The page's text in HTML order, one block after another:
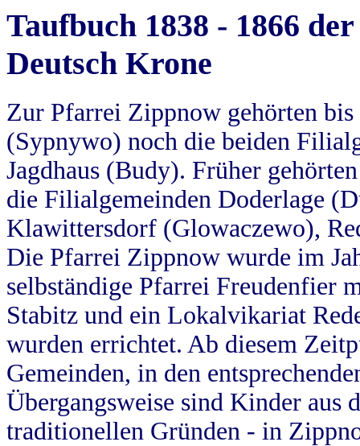
Taufbuch 1838 - 1866
Deutsch Krone
Zur Pfarrei Zippnow gehörten
(Sypnywo) noch die beiden
Jagdhaus (Budy). Früher
die Filialgemeinden Doderlage
Klawittersdorf (Glowaczewo),
Die Pfarrei Zippnow wurde im
selbständige Pfarrei Freudenfier
Stabitz und ein Lokalvikariat
wurden errichtet. Ab diesem
Gemeinden, in den
Übergangsweise sind Kinder aus
traditionellen Gründen - in